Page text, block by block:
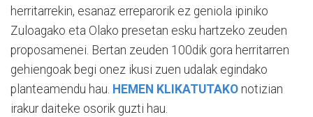
herritarrekin, esanaz erreparorik ez geniola ipiniko
Zuloagako eta Olako presetan esku hartzeko zeuden
proposamenei. Bertan zeuden 100dik gora herritarren
gehiengoak begi onez ikusi zuen udalak egindako
planteamendu hau. HEMEN KLIKATUTAKO notizian
irakur daiteke osorik guzti hau.